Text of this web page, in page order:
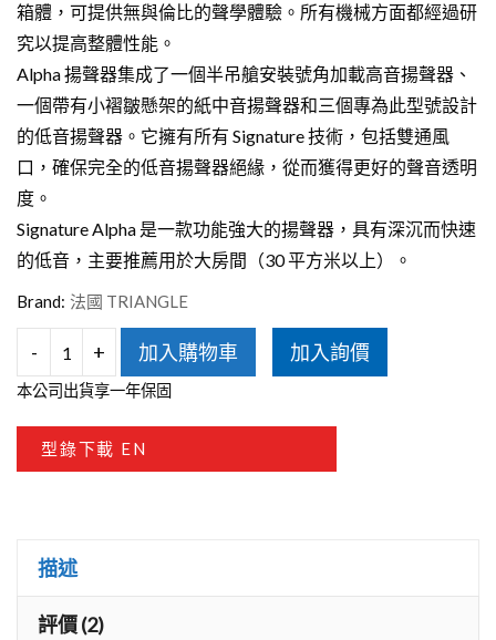
箱體，可提供無與倫比的聲學體驗。所有機械方面都經過研
究以提高整體性能。
Alpha 揚聲器集成了一個半吊艙安裝號角加載高音揚聲器、
一個帶有小褶皺懸架的紙中音揚聲器和三個專為此型號設計
的低音揚聲器。它擁有所有 Signature 技術，包括雙通風
口，確保完全的低音揚聲器絕緣，從而獲得更好的聲音透明
度。
Signature Alpha 是一款功能強大的揚聲器，具有深沉而快速
的低音，主要推薦用於大房間（30 平方米以上）。
Brand: 法國 TRIANGLE
-
Triangle
SIGNATURE
ALPHA
落
+ 加入購物車 加入詢價
本公司出貨享一年保固
型錄下載 EN
描述
評價 (2)